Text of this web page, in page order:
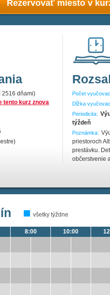
Rezervovať miesto v
2516 dňami)
tento kurz znova
Počet
Dĺžka
Periodicita:
týždeň
Poznámka:
priestoroch
prestávku.
občerstvenie
všetky týždne
8:00 10:00